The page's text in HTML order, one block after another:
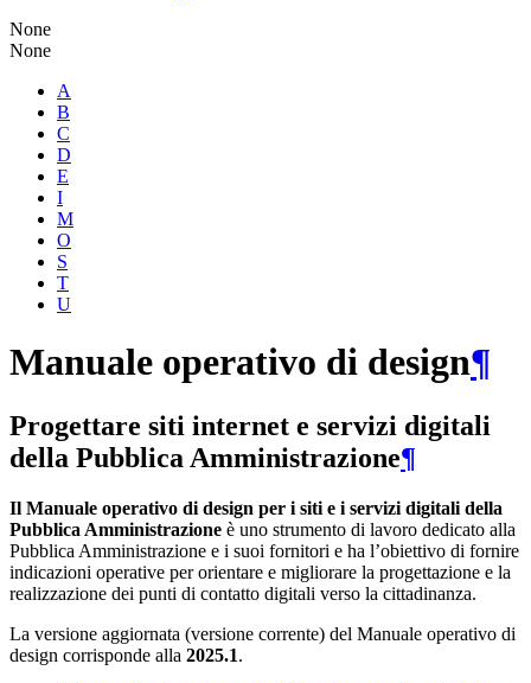
None
None
A
B
C
D
E
I
M
O
S
T
U
Manuale operativo di design¶
Progettare siti internet e servizi digitali
della Pubblica Amministrazione¶
Il Manuale operativo di design per i siti e i servizi digitali della
Pubblica Amministrazione è uno strumento di lavoro dedicato alla
Pubblica Amministrazione e i suoi fornitori e ha l’obiettivo di fornire
indicazioni operative per orientare e migliorare la progettazione e la
realizzazione dei punti di contatto digitali verso la cittadinanza.
La versione aggiornata (versione corrente) del Manuale operativo di
design corrisponde alla 2025.1.